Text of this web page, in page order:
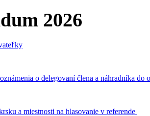
2026
o delegovaní člena a náhradníka
a miestnosti na hlasovanie v referende